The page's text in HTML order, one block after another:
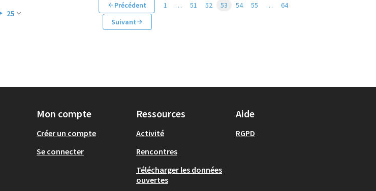
25
Précédent 1 … 51 52 53 54 55 …
64
Suivant
Mon compte
Créer un compte
Se connecter
Ressources
Activité
Rencontres
Télécharger les données
ouvertes
Aide
RGPD